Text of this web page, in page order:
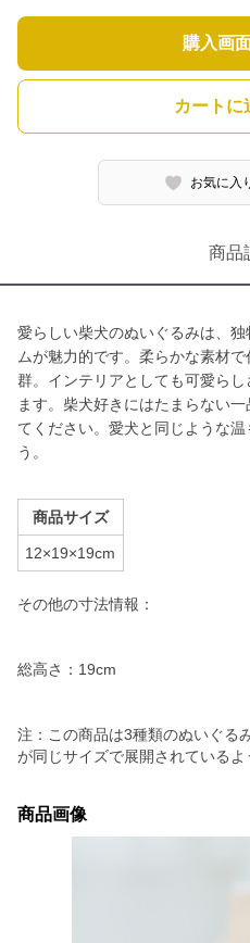
購入画
カートに
お気に入
商品
愛らしい柴犬のぬいぐるみは、
ムが魅力的です。柔らかな素材
群。インテリアとしても可愛ら
ます。柴犬好きにはたまらない
てください。愛犬と同じような
う。
商品サイズ
12×19×19cm
その他の寸法情報：
総高さ：19cm
注：この商品は3種類のぬいぐる
が同じサイズで展開されているよ
商品画像